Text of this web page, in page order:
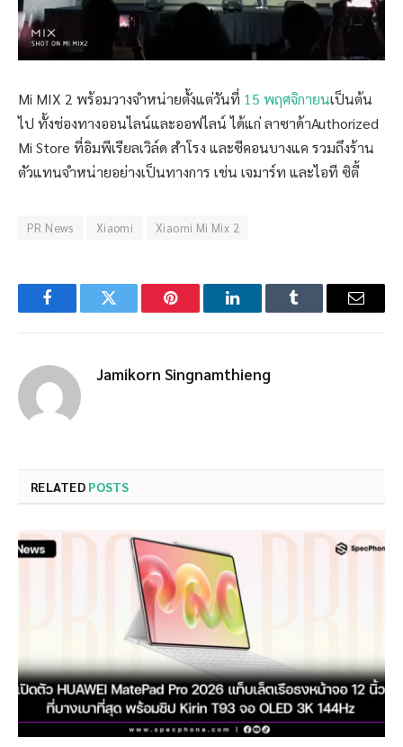
Mi MIX 2 พร้อมวางจำหน่ายตั้งแต่วันที่ 15 พฤศจิกายนเป็นต้น
ไป ทั้งช่องทางออนไลน์และออฟไลน์ ได้แก่ ลาซาด้าAuthorized
Mi Store ที่อิมพีเรียลเวิล์ด สำโรง และซีคอนบางแค รวมถึงร้าน
ตัวแทนจำหน่ายอย่างเป็นทางการ เช่น เจมาร์ท และไอที ซิตี้
PR News Xiaomi Xiaomi Mi Mix 2
FacebookTwitter Pinterest LinkedInTumblr Email
Jamikorn Singnamthieng
RELATED POSTS